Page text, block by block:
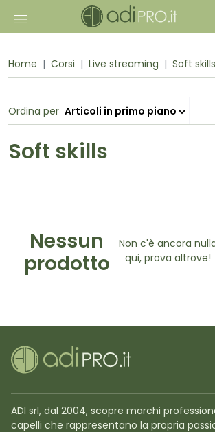
Home Corsi Live streaming Soft skills
Ordina per
Soft skills
Nessun
prodotto
Non c'è ancora
qui, prova altrove!
ADI srl, dal 2004, scopre marchi
capelli che rappresentano la propria